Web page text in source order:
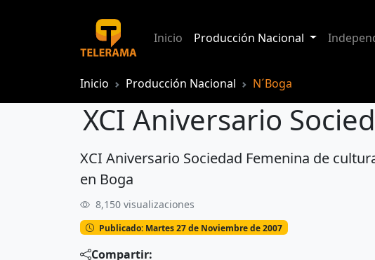
Inicio Producción Nacional
Inicio Producción Nacional N´Boga
XCI Aniversario
XCI Aniversario Sociedad Femenina de cultura
XCI Aniversario Sociedad Femenina de
en Boga
8,150 visualizaciones
Publicado: Martes 27 de Noviembre de 2007
Compartir: